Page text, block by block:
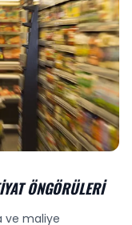
ÖNGÖRÜLERI
ve maliye